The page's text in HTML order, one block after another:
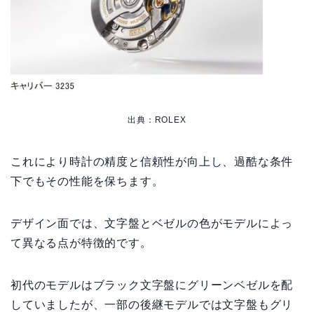
出典：ROLEX
これにより時計の精度と信頼性が向上し、過酷な条件
下でもその性能を保ちます。
デザイン面では、文字盤とベゼルの色がモデルによっ
て異なる点が特徴的です。
初代のモデルはブラック文字盤にグリーンベゼルを配
していましたが、一部の後継モデルでは文字盤もグリ